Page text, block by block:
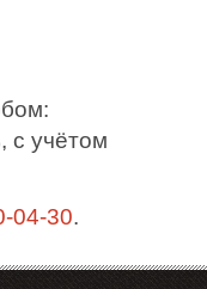
с учётом
04-30.